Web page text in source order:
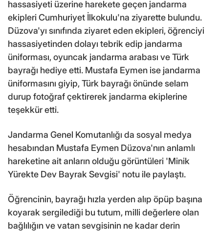
hassasiyeti üzerine harekete geçen jandarma
ekipleri Cumhuriyet İlkokulu'na ziyarette bulundu.
Düzova'yı sınıfında ziyaret eden ekipleri, öğrenciyi
hassasiyetinden dolayı tebrik edip jandarma
üniforması, oyuncak jandarma arabası ve Türk
bayrağı hediye etti. Mustafa Eymen ise jandarma
üniformasını giyip, Türk bayrağı önünde selam
durup fotoğraf çektirerek jandarma ekiplerine
teşekkür etti.
Jandarma Genel Komutanlığı da sosyal medya
hesabından Mustafa Eymen Düzova'nın anlamlı
hareketine ait anların olduğu görüntüleri 'Minik
Yürekte Dev Bayrak Sevgisi' notu ile paylaştı.
Öğrencinin, bayrağı hızla yerden alıp öpüp başına
koyarak sergilediği bu tutum, milli değerlere olan
bağlılığın ve vatan sevgisinin ne kadar derin